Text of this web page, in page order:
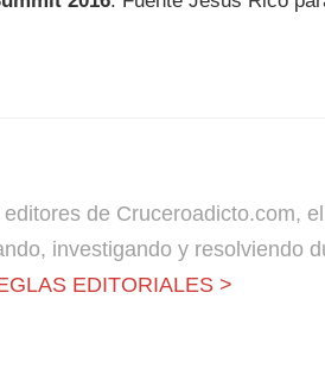
de Cruceroadicto.com, el
investigando y resolviendo
EDITORIALES >